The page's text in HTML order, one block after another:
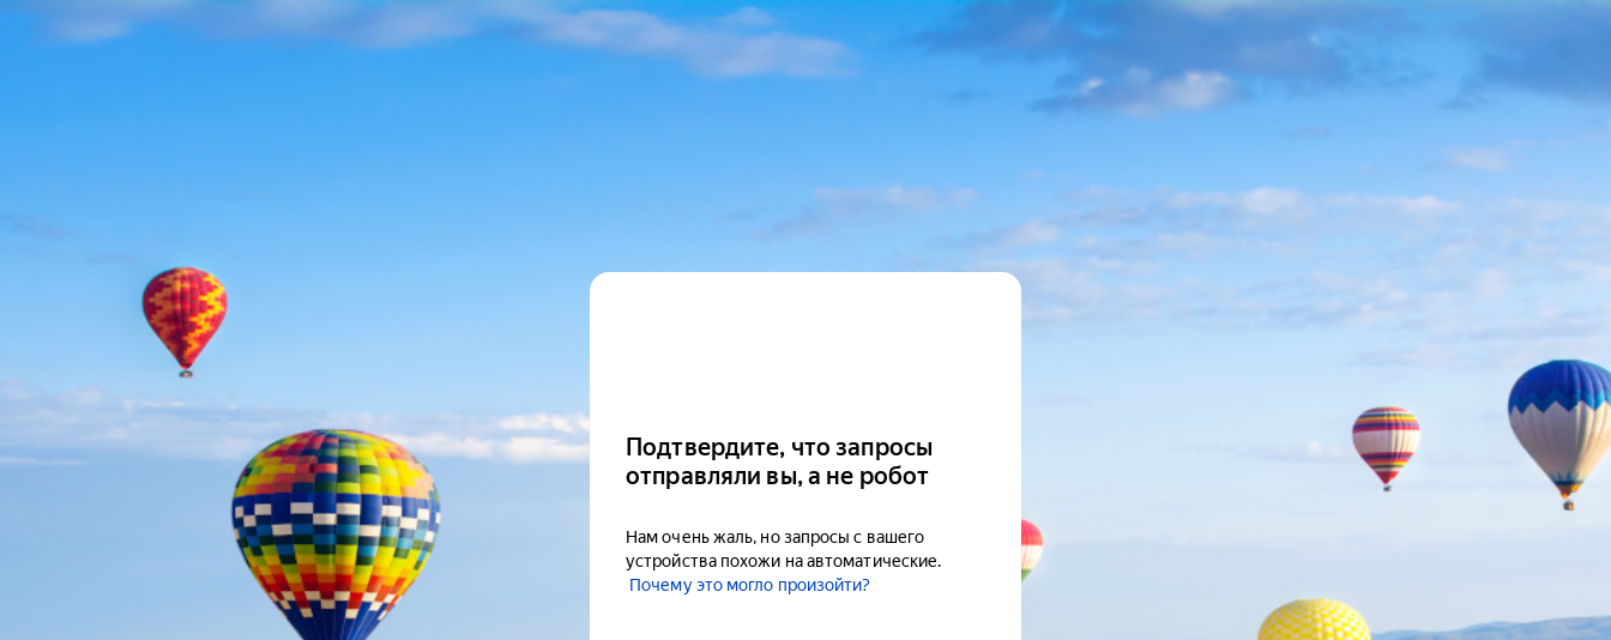
Подтвердите, что запросы
отправляли вы, а не робот
Нам очень жаль, но запросы с вашего
устройства похожи на автоматические.
Почему это могло произойти?